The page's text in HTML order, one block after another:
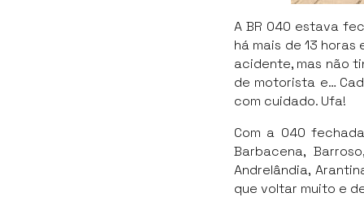
A BR 040 estava
há mais de 13
acidente, mas não
de motorista e…
com cuidado. Ufa!
Com a 040
Barbacena,
Andrelândia,
que voltar muito e